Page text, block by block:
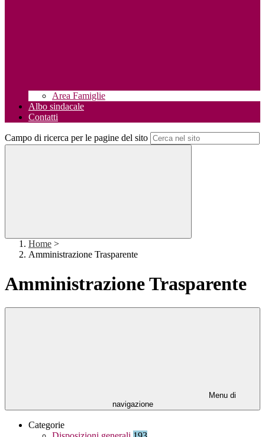
Area Famiglie
Albo sindacale
Contatti
Campo di ricerca per le pagine del sito
Home >
Amministrazione Trasparente
Amministrazione Trasparente
Menu di
navigazione
Categorie